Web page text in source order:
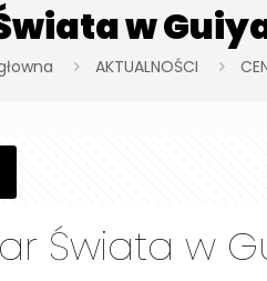
w
AKTUALNOŚCI
Świata w